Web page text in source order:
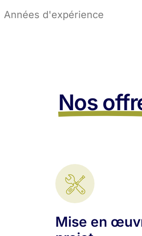
Années d'expérience
Nos
Mise en